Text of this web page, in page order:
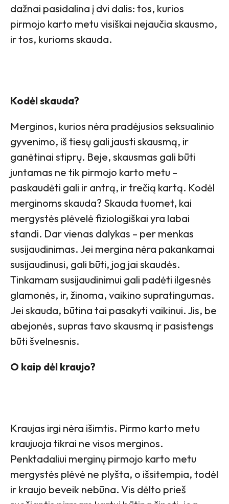
dažnai pasidalina į dvi dalis: tos, kurios
pirmojo karto metu visiškai nejaučia skausmo,
ir tos, kurioms skauda.
Kodėl skauda?
Merginos, kurios nėra pradėjusios seksualinio
gyvenimo, iš tiesų gali jausti skausmą, ir
ganėtinai stiprų. Beje, skausmas gali būti
juntamas ne tik pirmojo karto metu –
paskaudėti gali ir antrą, ir trečią kartą. Kodėl
merginoms skauda? Skauda tuomet, kai
mergystės plėvelė fiziologiškai yra labai
standi. Dar vienas dalykas – per menkas
susijaudinimas. Jei mergina nėra pakankamai
susijaudinusi, gali būti, jog jai skaudės.
Tinkamam susijaudinimui gali padėti ilgesnės
glamonės, ir, žinoma, vaikino supratingumas.
Jei skauda, būtina tai pasakyti vaikinui. Jis, be
abejonės, supras tavo skausmą ir pasistengs
būti švelnesnis.
O kaip dėl kraujo?
Kraujas irgi nėra išimtis. Pirmo karto metu
kraujuoja tikrai ne visos merginos.
Penktadaliui merginų pirmojo karto metu
mergystės plėvė ne plyšta, o išsitempia, todėl
ir kraujo beveik nebūna. Vis dėlto prieš